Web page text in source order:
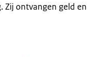
Zij ontvangen geld en